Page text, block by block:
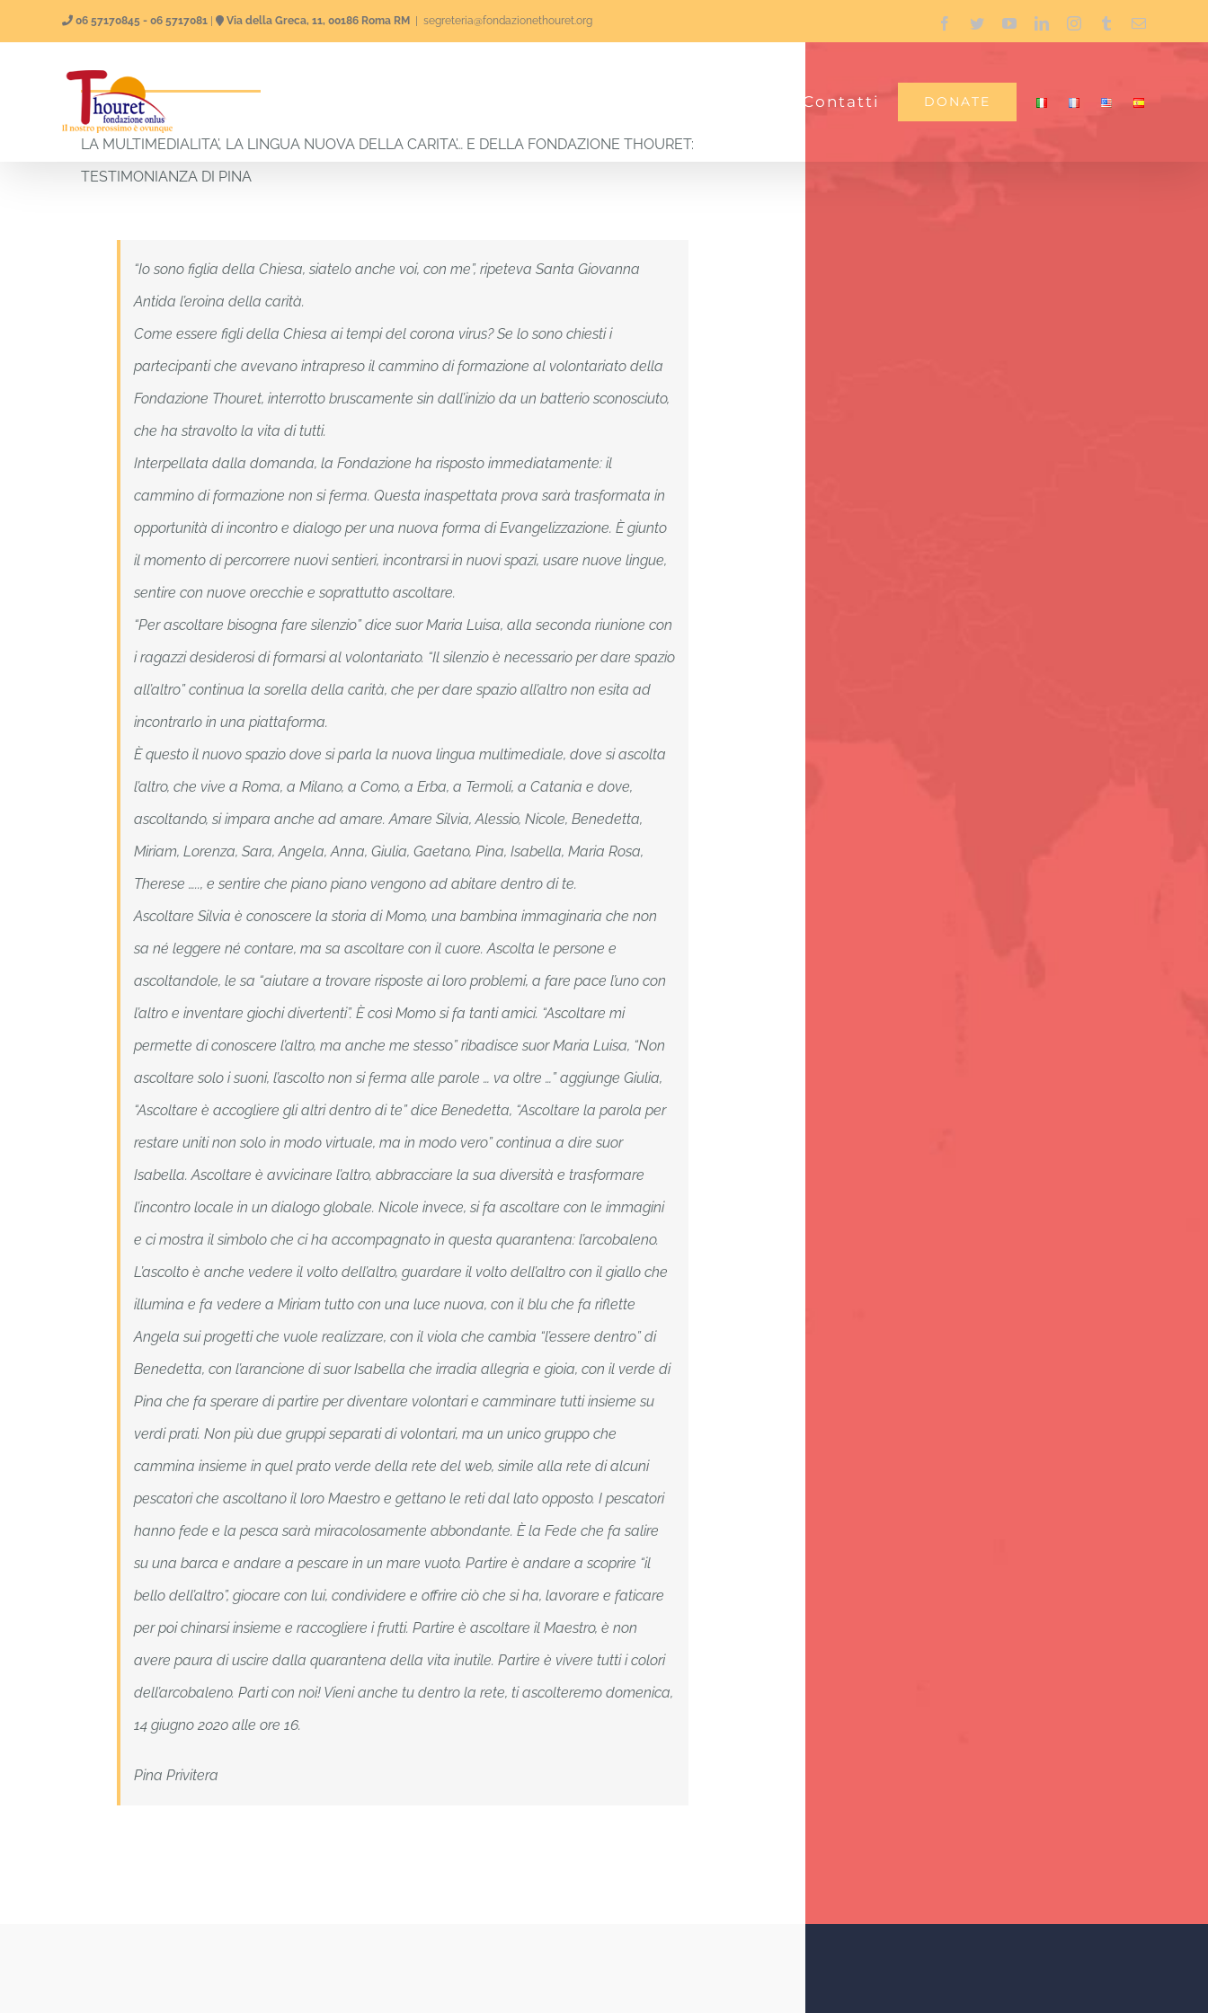
al
contenuto
06 57170845 - 06 5717081| Via della Greca, 11, 00186 Roma RM segreteria@fondazionethouret.org Facebook
TwitterYouTubeLinkedInInstagram
TumblrEmail
Contatti DONATE
LA MULTIMEDIALITA’, LA LINGUA NUOVA DELLA CARITA’… E DELLA FONDAZIONE THOURET:
TESTIMONIANZA DI PINA
“Io sono figlia della Chiesa, siatelo anche voi, con me”, ripeteva Santa Giovanna
Antida l’eroina della carità.
Come essere figli della Chiesa ai tempi del corona virus? Se lo sono chiesti i
partecipanti che avevano intrapreso il cammino di formazione al volontariato della
Fondazione Thouret, interrotto bruscamente sin dall’inizio da un batterio sconosciuto,
che ha stravolto la vita di tutti.
Interpellata dalla domanda, la Fondazione ha risposto immediatamente: il
cammino di formazione non si ferma. Questa inaspettata prova sarà trasformata in
opportunità di incontro e dialogo per una nuova forma di Evangelizzazione. È giunto
il momento di percorrere nuovi sentieri, incontrarsi in nuovi spazi, usare nuove lingue,
sentire con nuove orecchie e soprattutto ascoltare.
“Per ascoltare bisogna fare silenzio” dice suor Maria Luisa, alla seconda riunione con
i ragazzi desiderosi di formarsi al volontariato. “Il silenzio è necessario per dare spazio
all’altro” continua la sorella della carità, che per dare spazio all’altro non esita ad
incontrarlo in una piattaforma.
È questo il nuovo spazio dove si parla la nuova lingua multimediale, dove si ascolta
l’altro, che vive a Roma, a Milano, a Como, a Erba, a Termoli, a Catania e dove,
ascoltando, si impara anche ad amare. Amare Silvia, Alessio, Nicole, Benedetta,
Miriam, Lorenza, Sara, Angela, Anna, Giulia, Gaetano, Pina, Isabella, Maria Rosa,
Therese ….., e sentire che piano piano vengono ad abitare dentro di te.
Ascoltare Silvia è conoscere la storia di Momo, una bambina immaginaria che non
sa né leggere né contare, ma sa ascoltare con il cuore. Ascolta le persone e
ascoltandole, le sa “aiutare a trovare risposte ai loro problemi, a fare pace l’uno con
l’altro e inventare giochi divertenti”. È così Momo si fa tanti amici. “Ascoltare mi
permette di conoscere l’altro, ma anche me stesso” ribadisce suor Maria Luisa, “Non
ascoltare solo i suoni, l’ascolto non si ferma alle parole … va oltre …” aggiunge Giulia,
“Ascoltare è accogliere gli altri dentro di te” dice Benedetta, “Ascoltare la parola per
restare uniti non solo in modo virtuale, ma in modo vero” continua a dire suor
Isabella. Ascoltare è avvicinare l’altro, abbracciare la sua diversità e trasformare
l’incontro locale in un dialogo globale. Nicole invece, si fa ascoltare con le immagini
e ci mostra il simbolo che ci ha accompagnato in questa quarantena: l’arcobaleno.
L’ascolto è anche vedere il volto dell’altro, guardare il volto dell’altro con il giallo che
illumina e fa vedere a Miriam tutto con una luce nuova, con il blu che fa riflette
Angela sui progetti che vuole realizzare, con il viola che cambia “l’essere dentro” di
Benedetta, con l’arancione di suor Isabella che irradia allegria e gioia, con il verde di
Pina che fa sperare di partire per diventare volontari e camminare tutti insieme su
verdi prati. Non più due gruppi separati di volontari, ma un unico gruppo che
cammina insieme in quel prato verde della rete del web, simile alla rete di alcuni
pescatori che ascoltano il loro Maestro e gettano le reti dal lato opposto. I pescatori
hanno fede e la pesca sarà miracolosamente abbondante. È la Fede che fa salire
su una barca e andare a pescare in un mare vuoto. Partire è andare a scoprire “il
bello dell’altro”, giocare con lui, condividere e offrire ciò che si ha, lavorare e faticare
per poi chinarsi insieme e raccogliere i frutti. Partire è ascoltare il Maestro, è non
avere paura di uscire dalla quarantena della vita inutile. Partire è vivere tutti i colori
dell’arcobaleno. Parti con noi! Vieni anche tu dentro la rete, ti ascolteremo domenica,
14 giugno 2020 alle ore 16.
Pina Privitera